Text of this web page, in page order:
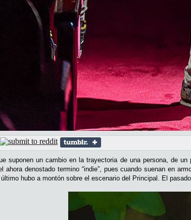
suponen un cambio en la trayectoria de una persona, de
ahora denostado termino “indie”, pues cuando suenan en
hubo a montón sobre el escenario del Principal. El